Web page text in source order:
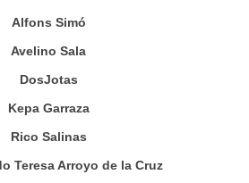
Alfons Simó
Avelino Sala
DosJotas
Kepa Garraza
Rico Salinas
Teresa Arroyo de la Cruz